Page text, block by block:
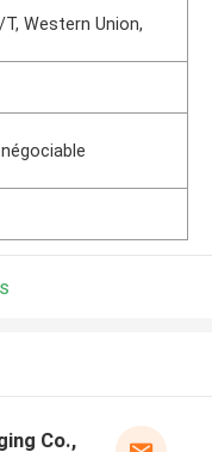
T, Western Union,
Co.,